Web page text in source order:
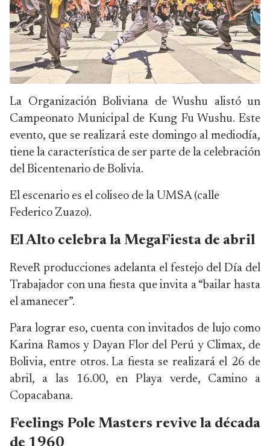
La Organización Boliviana de Wushu alistó un
Campeonato Municipal de Kung Fu Wushu. Este
evento, que se realizará este domingo al mediodía,
tiene la característica de ser parte de la celebración
del Bicentenario de Bolivia.
El escenario es el coliseo de la UMSA (calle
Federico Zuazo).
El Alto celebra la MegaFiesta de abril
ReveR producciones adelanta el festejo del Día del
Trabajador con una fiesta que invita a “bailar hasta
el amanecer”.
Para lograr eso, cuenta con invitados de lujo como
Karina Ramos y Dayan Flor del Perú y Climax, de
Bolivia, entre otros. La fiesta se realizará el 26 de
abril, a las 16.00, en Playa verde, Camino a
Copacabana.
Feelings Pole Masters revive la década
de 1960